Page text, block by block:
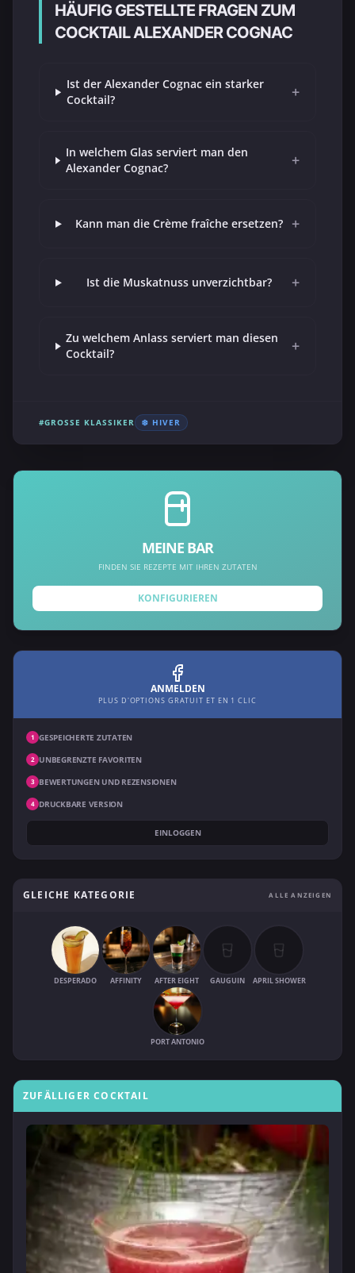
HÄUFIG GESTELLTE FRAGEN ZUM
COCKTAIL ALEXANDER COGNAC
Ist der Alexander Cognac ein starker
Cocktail?
+
In welchem Glas serviert man den
Alexander Cognac?
+
Kann man die Crème fraîche ersetzen? +
Ist die Muskatnuss unverzichtbar? +
Zu welchem Anlass serviert man diesen
Cocktail?
+
#GROSSE KLASSIKER ❄️ HIVER
MEINE BAR
FINDEN SIE REZEPTE MIT IHREN ZUTATEN
KONFIGURIEREN
ANMELDEN
PLUS D'OPTIONS GRATUIT ET EN 1 CLIC
1 GESPEICHERTE ZUTATEN
2 UNBEGRENZTE FAVORITEN
3 BEWERTUNGEN UND REZENSIONEN
4 DRUCKBARE VERSION
EINLOGGEN
GLEICHE KATEGORIE ALLE ANZEIGEN
DESPERADO AFFINITY AFTER EIGHT GAUGUIN APRIL SHOWER
PORT ANTONIO
ZUFÄLLIGER COCKTAIL